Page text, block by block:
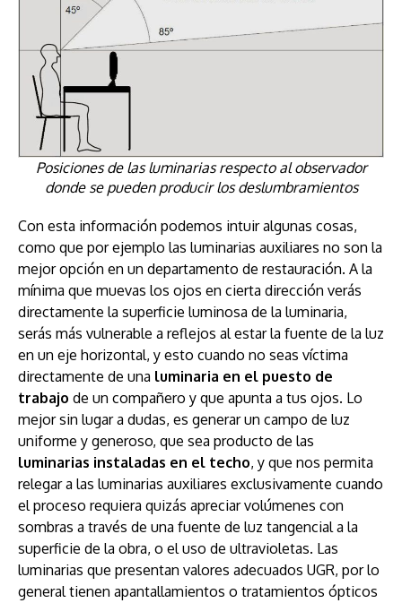
Posiciones de las luminarias respecto al observador
donde se pueden producir los deslumbramientos
Con esta información podemos intuir algunas cosas,
como que por ejemplo las luminarias auxiliares no son la
mejor opción en un departamento de restauración. A la
mínima que muevas los ojos en cierta dirección verás
directamente la superficie luminosa de la luminaria,
serás más vulnerable a reflejos al estar la fuente de la luz
en un eje horizontal, y esto cuando no seas víctima
directamente de una luminaria en el puesto de
trabajo de un compañero y que apunta a tus ojos. Lo
mejor sin lugar a dudas, es generar un campo de luz
uniforme y generoso, que sea producto de las
luminarias instaladas en el techo, y que nos permita
relegar a las luminarias auxiliares exclusivamente cuando
el proceso requiera quizás apreciar volúmenes con
sombras a través de una fuente de luz tangencial a la
superficie de la obra, o el uso de ultravioletas. Las
luminarias que presentan valores adecuados UGR, por lo
general tienen apantallamientos o tratamientos ópticos